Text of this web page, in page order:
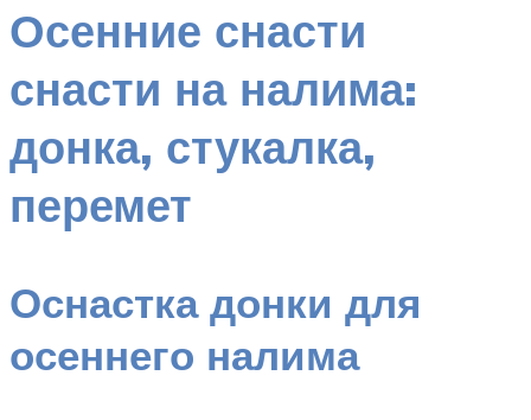
Осенние снасти
снасти на налима:
донка, стукалка,
перемет
Оснастка донки для
осеннего налима